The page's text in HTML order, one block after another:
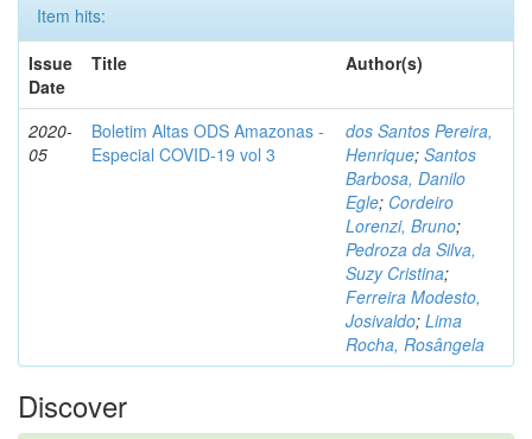
Item hits:
Issue
Date
Title Author(s)
2020-
05
Boletim Altas ODS Amazonas -
Especial COVID-19 vol 3
dos Santos Pereira,
Henrique; Santos
Barbosa, Danilo
Egle; Cordeiro
Lorenzi, Bruno;
Pedroza da Silva,
Suzy Cristina;
Ferreira Modesto,
Josivaldo; Lima
Rocha, Rosângela
Discover